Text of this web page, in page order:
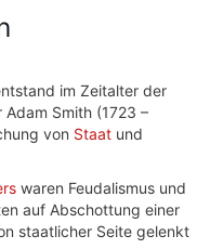
im Zeitalter der
Smith (1723 –
von Staat und
waren Feudalismus und
auf Abschottung einer
staatlicher Seite gelenkt